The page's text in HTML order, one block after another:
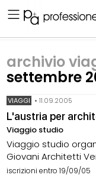
archivio
settembre
VIAGGI •11.09.2005
L'austria per
Viaggio studio
Viaggio studio
Giovani Architetti
iscrizioni entro 19/09/05